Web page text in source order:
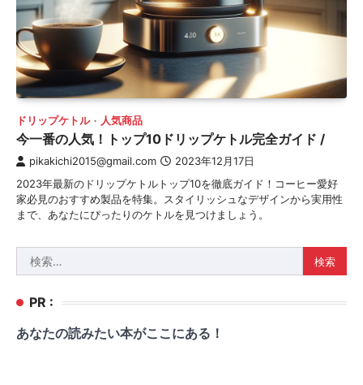
ドリップケトル 人気商品
今一番の人気！トップ10ドリップケトル完全ガイド /
pikakichi2015@gmail.com 2023年12月17日
2023年最新のドリップケトルトップ10を徹底ガイド！コーヒー愛好
家必見のおすすめ製品を特集。スタイリッシュなデザインから実用性
まで、あなたにぴったりのケトルを見つけましょう。
索:
PR :
あなたの読みたい本がここにある！